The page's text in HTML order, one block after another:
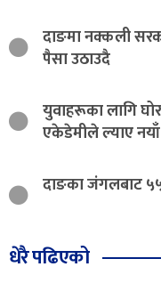
दाङमा नक्कली
पैसा उठाउदै
युवाहरूका लागि
एकेडेमीले ल्याए नयाँ
दाङका जंगलबाट
धेरै पढिएको